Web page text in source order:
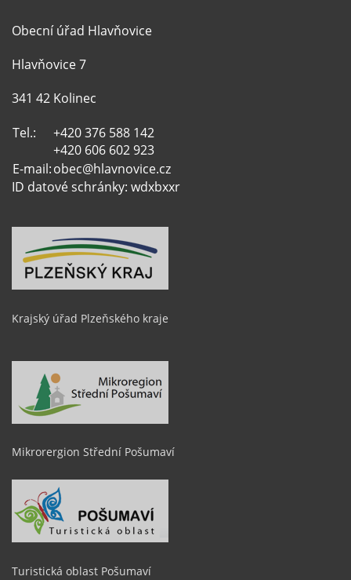
Obecní úřad Hlavňovice
Hlavňovice 7
341 42 Kolinec
Tel.:
+420 376 588 142
+420 606 602 923
E-mail:obec@hlavnovice.cz
ID datové schránky: wdxbxxr
Krajský úřad Plzeňského kraje
Mikrorergion Střední Pošumaví
Turistická oblast Pošumaví